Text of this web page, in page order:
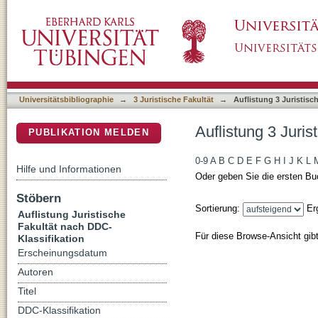
Universitätsbibliographie → 3 Juristische Fakultät → Auflistung 3
Auflistung 3
0-9 A B C D E F G H J K L
Oder geben Sie die ersten
Sortierung:
Für diese Browse-Ansicht
PUBLIKATION MELDEN
Hilfe und Informationen
Stöbern
Auflistung Juristische
Fakultät nach DDC-
Klassifikation
Erscheinungsdatum
Autoren
Titel
DDC-Klassifikation